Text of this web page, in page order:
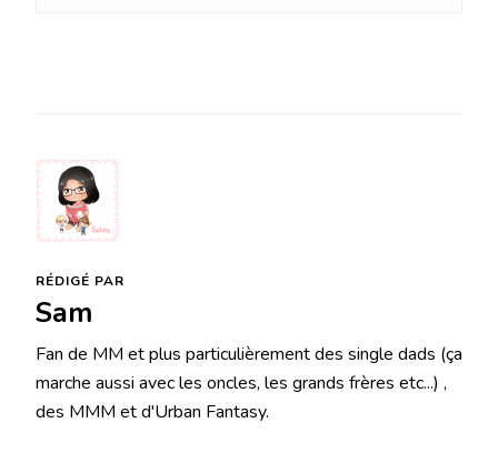
RÉDIGÉ PAR
Sam
Fan de MM et plus particulièrement des single dads (ça
marche aussi avec les oncles, les grands frères etc...) ,
des MMM et d'Urban Fantasy.